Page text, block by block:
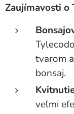
Zaujímavosti o
tvarom
bonsaj.
veľmi